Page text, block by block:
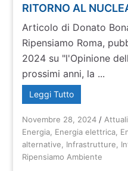
RITORNO AL
Articolo di Donato
Ripensiamo Roma,
2024 su "l'Opinione
prossimi anni, la ...
Leggi Tutto
Novembre 28, 2024 /
Energia Energia elettrica
alternative
Infrastrutture
Ripensiamo Ambiente